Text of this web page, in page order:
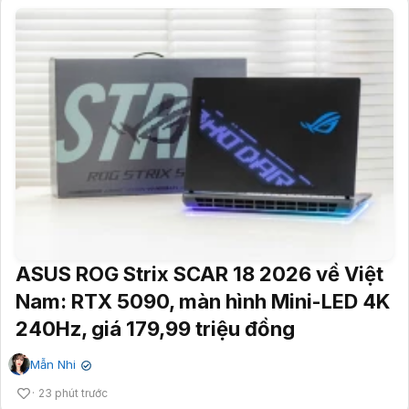
ASUS ROG Strix SCAR 18 2026 về Việt
Nam: RTX 5090, màn hình Mini-LED 4K
240Hz, giá 179,99 triệu đồng
Mẫn Nhi ✔
23 phút trước